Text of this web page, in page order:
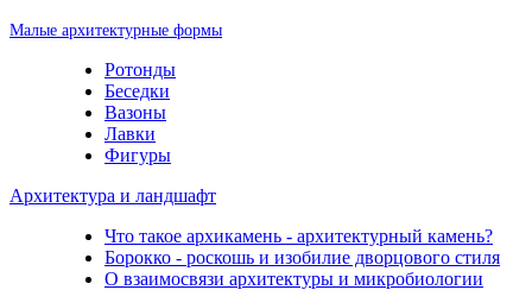
Малые архитектурные формы
Ротонды
Беседки
Вазоны
Лавки
Фигуры
Архитектура и ландшафт
Что такое архикамень - архитектурный камень?
Борокко - роскошь и изобилие дворцового стиля
О взаимосвязи архитектуры и микробиологии